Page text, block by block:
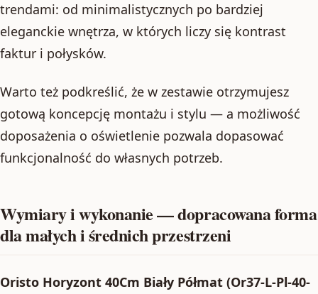
trendami: od minimalistycznych po bardziej
eleganckie wnętrza, w których liczy się kontrast
faktur i połysków.
Warto też podkreślić, że w zestawie otrzymujesz
gotową koncepcję montażu i stylu — a możliwość
doposażenia o oświetlenie pozwala dopasować
funkcjonalność do własnych potrzeb.
Wymiary i wykonanie — dopracowana forma
dla małych i średnich przestrzeni
Oristo Horyzont 40Cm Biały Półmat (Or37-L-Pl-40-